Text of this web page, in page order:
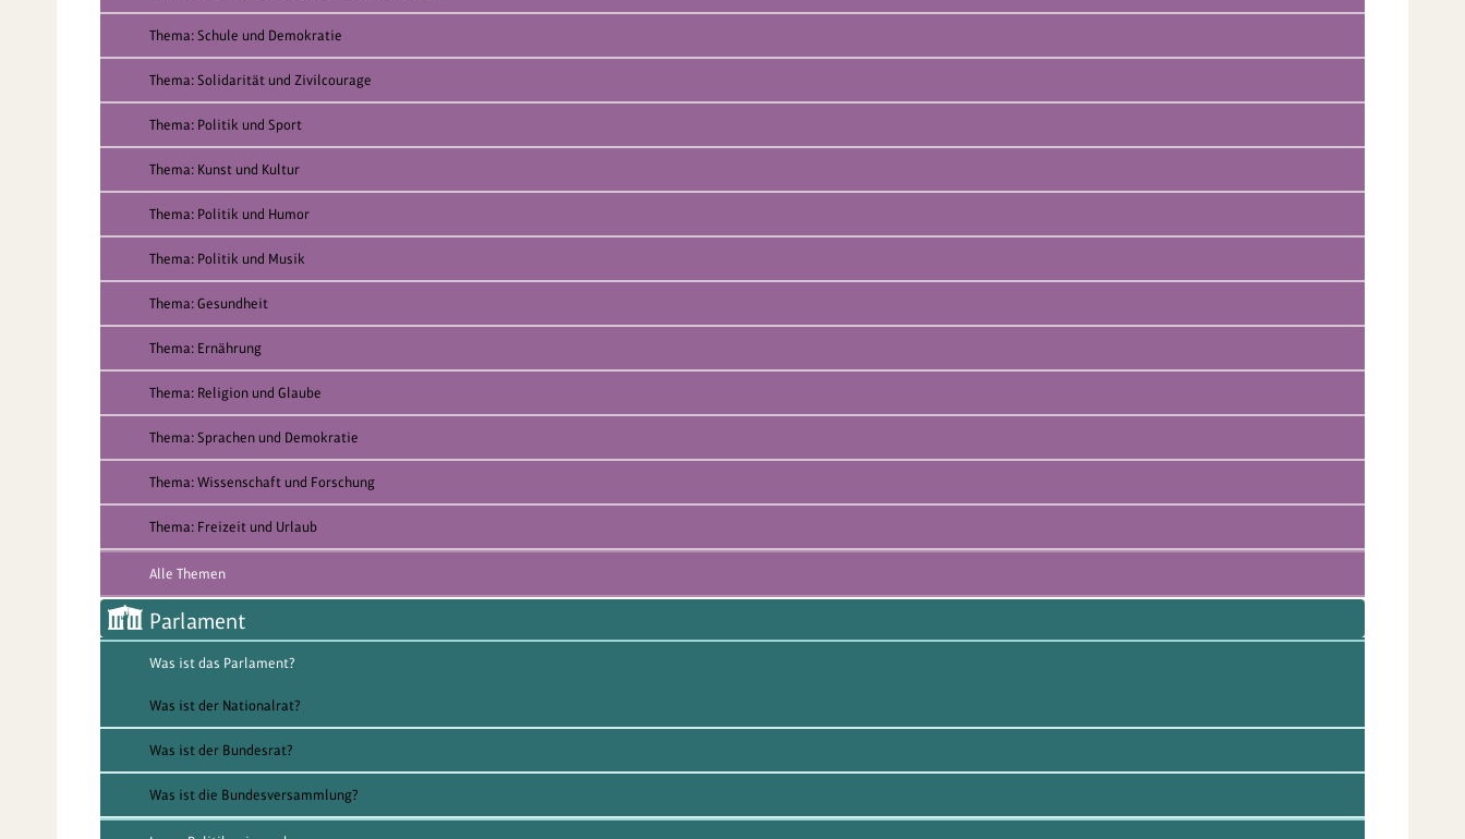
Thema: Schule und Demokratie
Thema: Solidarität und Zivilcourage
Thema: Politik und Sport
Thema: Kunst und Kultur
Thema: Politik und Humor
Thema: Politik und Musik
Thema: Gesundheit
Thema: Ernährung
Thema: Religion und Glaube
Thema: Sprachen und Demokratie
Thema: Wissenschaft und Forschung
Thema: Freizeit und Urlaub
Alle Themen
Parlament
Was ist das Parlament?
Was ist der Nationalrat?
Was ist der Bundesrat?
Was ist die Bundesversammlung?